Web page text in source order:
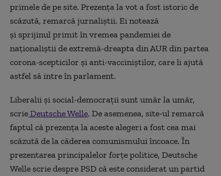
primele de pe site. Prezenţa la vot a fostistoric de
scăzută, remarcă jurnaliştii. Ei notează
şi sprijinulprimitîn vremea pandemieide
naţionaliştii de extremă-dreapta dinAURdin partea
corona-scepticilor şi anti-vacciniştilor, care îi ajută
astfel să intre în parlament.
Liberalii şi social-democraţii sunt umăr la umăr,
scrieDeutsche Welle. De asemenea, site-ul remarcă
faptul că prezenţa la aceste alegeri a fost cea mai
scăzută de la căderea comunismului încoace. În
prezentarea principalelor forţe politice, Deutsche
Welle scrie despre PSD că este considerat un partid